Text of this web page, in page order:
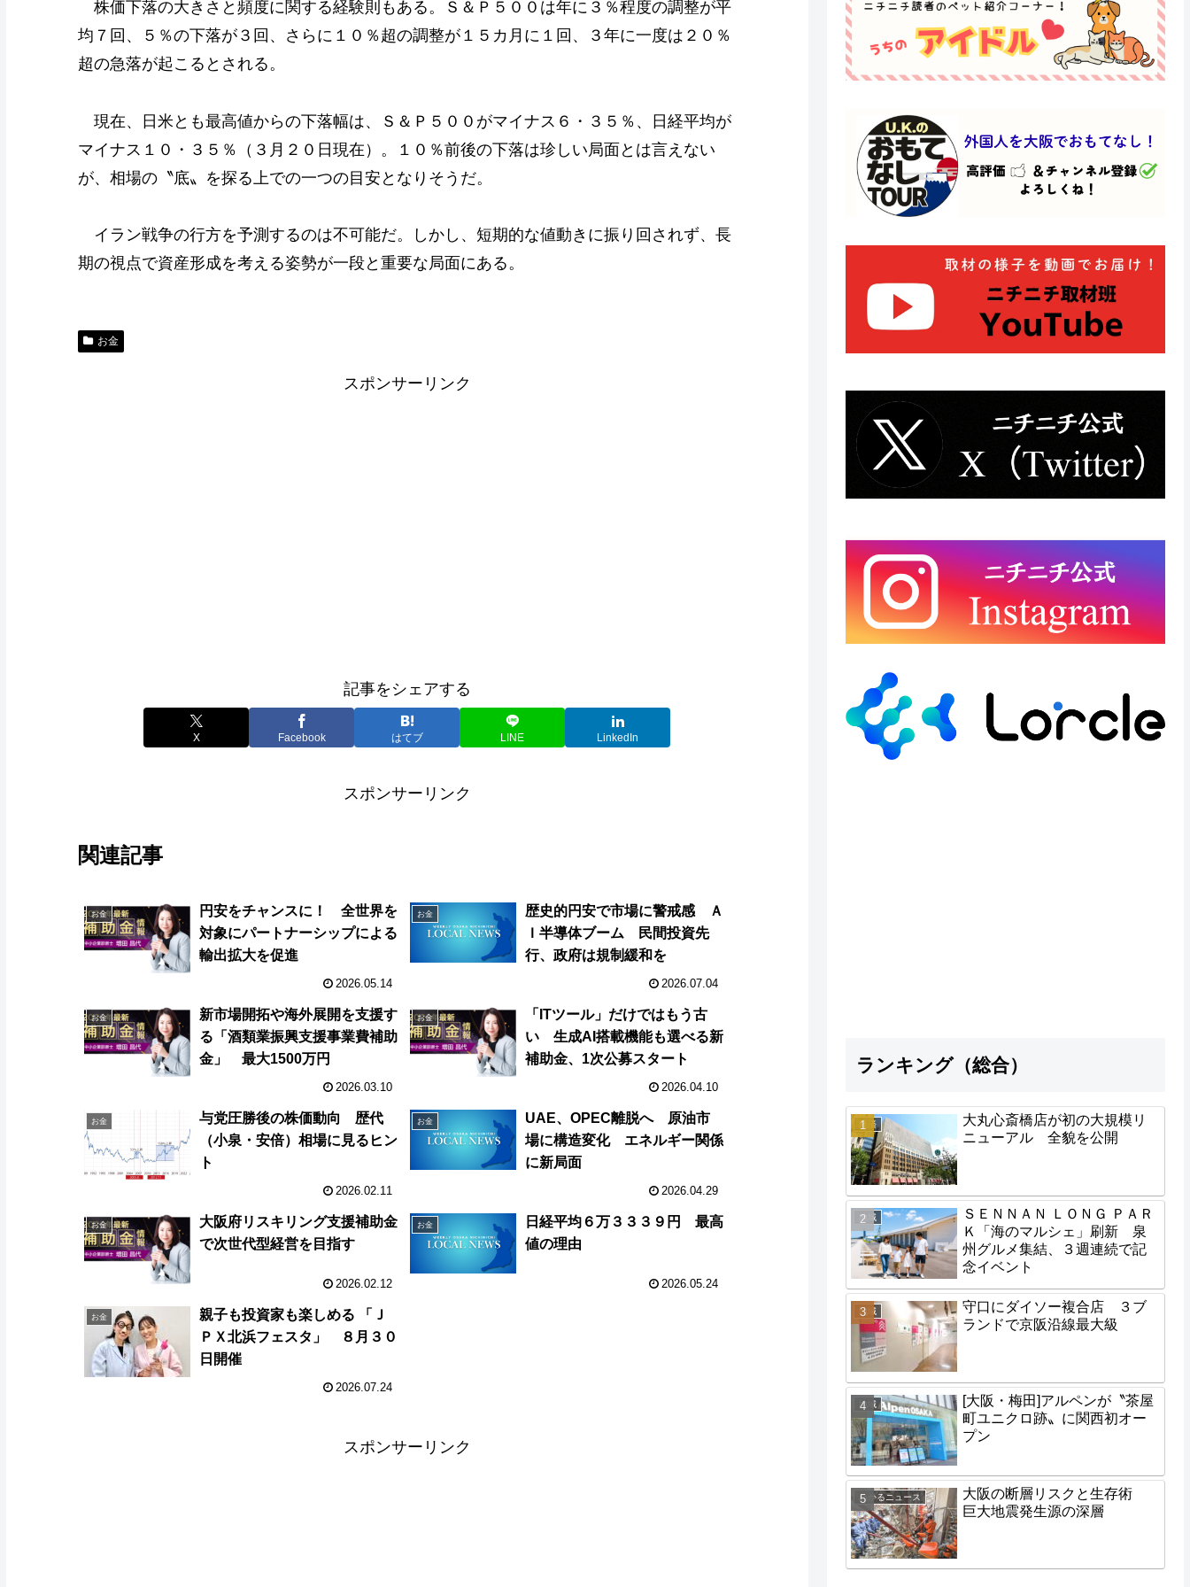
株価下落の大きさと頻度に関する経験則もある。Ｓ＆Ｐ５００は年に３％程度の調整が平
均７回、５％の下落が３回、さらに１０％超の調整が１５カ月に１回、３年に一度は２０％
超の急落が起こるとされる。
現在、日米とも最高値からの下落幅は、Ｓ＆Ｐ５００がマイナス６・３５％、日経平均が
マイナス１０・３５％（３月２０日現在）。１０％前後の下落は珍しい局面とは言えない
が、相場の〝底〟を探る上での一つの目安となりそうだ。
イラン戦争の行方を予測するのは不可能だ。しかし、短期的な値動きに振り回されず、長
期の視点で資産形成を考える姿勢が一段と重要な局面にある。
お金
スポンサーリンク
記事をシェアする
X Facebook はてブ LINE LinkedIn
スポンサーリンク
関連記事
お金
円安をチャンスに！ 全世界を
対象にパートナーシップによる
輸出拡大を促進
2026.05.14
お金
歴史的円安で市場に警戒感 Ａ
Ｉ半導体ブーム 民間投資先
行、政府は規制緩和を
2026.07.04
お金
新市場開拓や海外展開を支援す
る「酒類業振興支援事業費補助
金」 最大1500万円
2026.03.10
お金
「ITツール」だけではもう古
い 生成AI搭載機能も選べる新
補助金、1次公募スタート
2026.04.10
お金
与党圧勝後の株価動向 歴代
（小泉・安倍）相場に見るヒン
ト
2026.02.11
お金
UAE、OPEC離脱へ 原油市
場に構造変化 エネルギー関係
に新局面
2026.04.29
お金
大阪府リスキリング支援補助金
で次世代型経営を目指す
2026.02.12
お金
日経平均６万３３３９円 最高
値の理由
2026.05.24
お金
親子も投資家も楽しめる 「Ｊ
ＰＸ北浜フェスタ」 ８月３０
日開催
2026.07.24
スポンサーリンク
ランキング（総合）
経済
大丸心斎橋店が初の大規模リ
ニューアル 全貌を公開
地域
ＳＥＮＮＡＮ ＬＯＮＧ ＰＡＲ
Ｋ「海のマルシェ」刷新 泉
州グルメ集結、３週連続で記
念イベント
地域
守口にダイソー複合店 ３ブ
ランドで京阪沿線最大級
地域
[大阪・梅田]アルペンが〝茶屋
町ユニクロ跡〟に関西初オー
プン
わかるニュース
大阪の断層リスクと生存術
巨大地震発生源の深層